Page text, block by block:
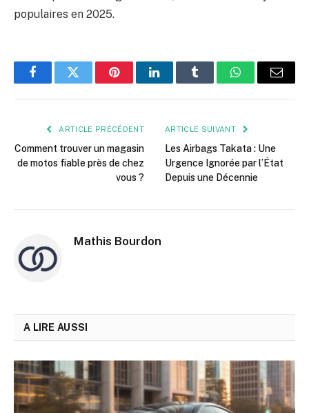
populaires en 2025.
FacebookTwitter PinterestLinkedInTumblr WhatsApp
E-
ARTICLE PRÉCÉDENT
Comment trouver un magasin
de motos fiable près de chez
vous ?
ARTICLE SUIVANT
Les Airbags Takata : Une
Urgence Ignorée par l’État
Depuis une Décennie
Mathis Bourdon
A LIRE AUSSI